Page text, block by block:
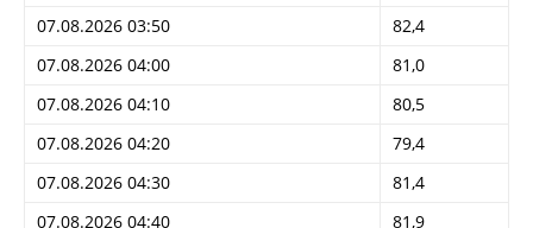
07.08.2026 03:50
82,4
07.08.2026 04:00
81,0
07.08.2026 04:10
80,5
07.08.2026 04:20
79,4
07.08.2026 04:30
81,4
07.08.2026 04:40
81,9